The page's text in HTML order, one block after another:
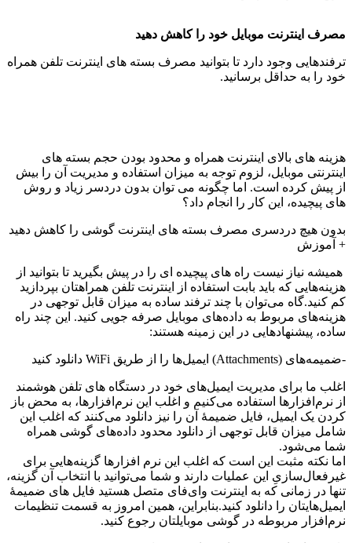
مصرف اینترنت موبایل خود را کاهش دهید
ترفندهایی وجود دارد تا بتوانید مصرف بسته های اینترنت تلفن همراه
خود را به حداقل برسانید.
هزینه های بالای اینترنت همراه و محدود بودن حجم بسته های
اینترنتی موبایل، لزوم توجه به میزان استفاده و مدیریت آن را بیش
از پیش کرده است. اما چگونه می توان بدون دردسر زیاد و روش
های پیچیده، این کار را انجام داد؟
بدون هیچ دردسری مصرف بسته های اینترنت گوشی را کاهش دهید
+ آموزش
همیشه نیاز نیست راه های پیچیده ای را در پیش بگیرید تا بتوانید از
هزینه‌هایی که باید بابت استفاده از اینترنت تلفن همراهتان بپردازید
کم کنید.گاه می‌توان با چند ترفند ساده به میزان قابل توجهی در
هزینه‌های مربوط به داده‌های موبایل صرفه جویی کنید. این چند راه
ساده، پیشنهادهایی در این زمینه هستند:
-ضمیمه‌های (Attachments) ایمیل‌ها را از طریق WiFi دانلود کنید
اغلب ما برای مدیریت ایمیل‌های خود در دستگاه های تلفن هوشمند
از نرم‌افزارها استفاده می‌کنیم و اغلب این نرم‌افزارها، به محض باز
کردن یک ایمیل، فایل ضمیمۀ آن را نیز دانلود می‌کنند که اغلب این
شامل میزان قابل توجهی از دانلود محدود داده‌های گوشی همراه
شما می‌شود.
اما نکته مثبت این است که اغلب این نرم افزارها گزینه‌هایی برای
غیرفعال‌سازیِ این عملیات دارند و شما می‌توانید با انتخاب آن گزینه،
تنها در زمانی که به اینترنت وای‌فای متصل هستید فایل های ضمیمۀ
ایمیل‌هایتان را دانلود کنید.بنابراین، همین امروز به قسمت تنظیمات
نرم‌افزار مربوطه در گوشی موبایلتان رجوع کنید.